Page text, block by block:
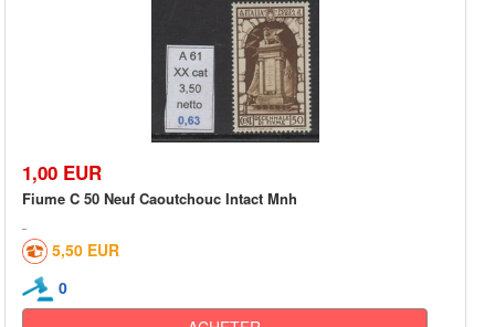
1,00 EUR
Fiume C 50 Neuf Caoutchouc Intact Mnh
5,50 EUR
0